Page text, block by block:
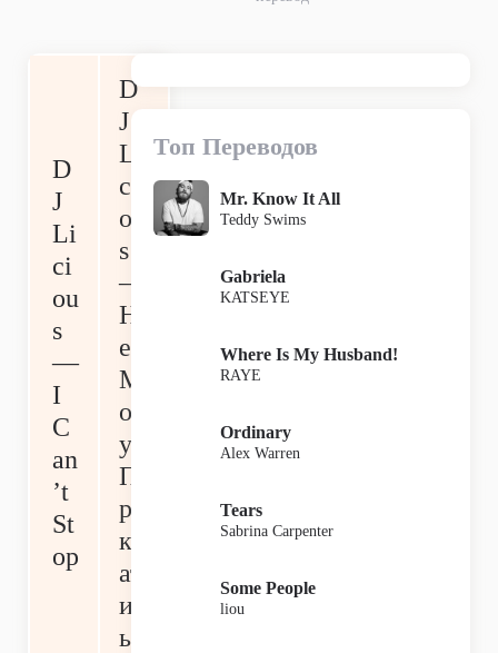
D
J
Li
ci
ou
s
—
I
C
an
’t
St
op
D
J
Li
ci
ou
s
—
Н
е
М
ог
у
П
ре
кр
ат
ит
ь
Топ Переводов
Mr. Know It All
Teddy Swims
Gabriela
KATSEYE
Where Is My Husband!
RAYE
Ordinary
Alex Warren
Tears
Sabrina Carpenter
Some People
liou